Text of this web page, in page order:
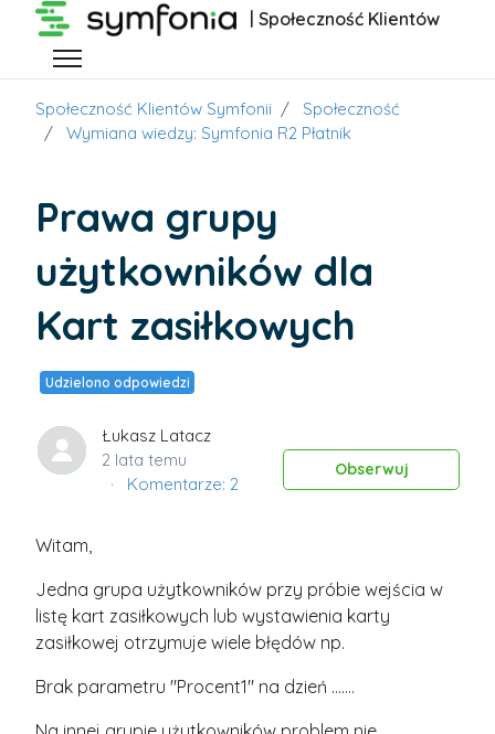
Przejdź do głównej zawartości | Społeczność Klientów
Przełącz menu nawigacyjne
Społeczność Klientów Symfonii
Społeczność
Wymiana wiedzy: Symfonia R2 Płatnik
Prawa grupy
użytkowników dla
Kart zasiłkowych
Udzielono odpowiedzi
Łukasz Latacz
2 lata temu
Komentarze: 2
Obserwuj
Witam,
Jedna grupa użytkowników przy próbie wejścia w
listę kart zasiłkowych lub wystawienia karty
zasiłkowej otrzymuje wiele błędów np.
Brak parametru "Procent1" na dzień .......